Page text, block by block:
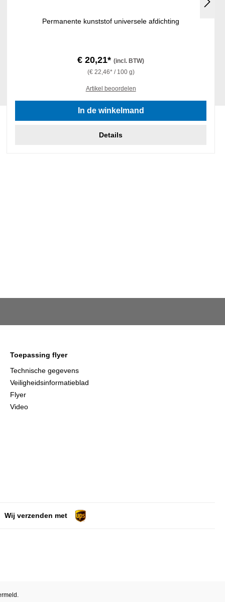
Permanente kunststof universele afdichting
€ 20,21*(incl. BTW)
(€ 22,46* / 100 g)
Artikel beoordelen
In de winkelmand
Details
Toepassing flyer
Technische gegevens
Veiligheidsinformatieblad
Flyer
Video
Wij verzenden met